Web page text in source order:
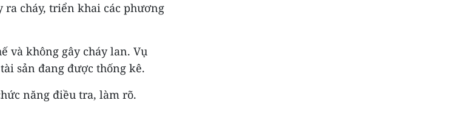
cháy, triển khai các phương
và không gây cháy lan. Vụ
sản đang được thống kê.
năng điều tra, làm rõ.